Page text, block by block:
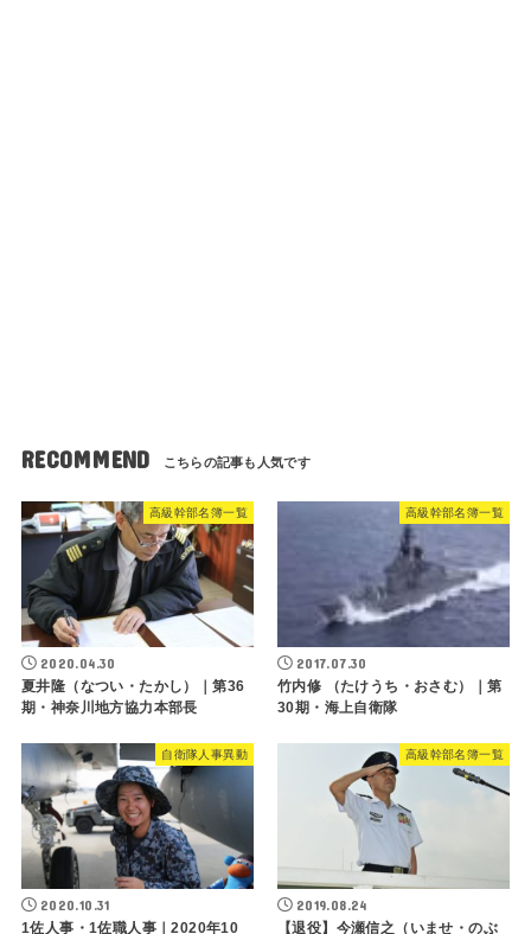
RECOMMEND
高級幹部名簿一覧
2020.04.30
夏井隆（なつい・たかし）｜第36
期・神奈川地方協力本部長
高級幹部名簿一覧
2017.07.30
竹内修 （たけうち・おさむ）｜第
30期・海上自衛隊
自衛隊人事異動
2020.10.31
1佐人事・1佐職人事｜2020年10
高級幹部名簿一覧
2019.08.24
【退役】今瀬信之（いませ・のぶ